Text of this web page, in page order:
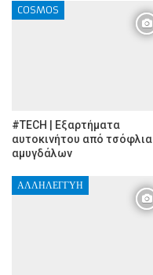
COSMOS
#TECH | Εξαρτήματα
αυτοκινήτου από τσόφλια
αμυγδάλων
ΑΛΛΗΛΕΓΓΎΗ